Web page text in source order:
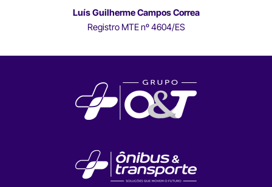
Luís Guilherme Campos Correa
Registro MTE nº 4604/ES